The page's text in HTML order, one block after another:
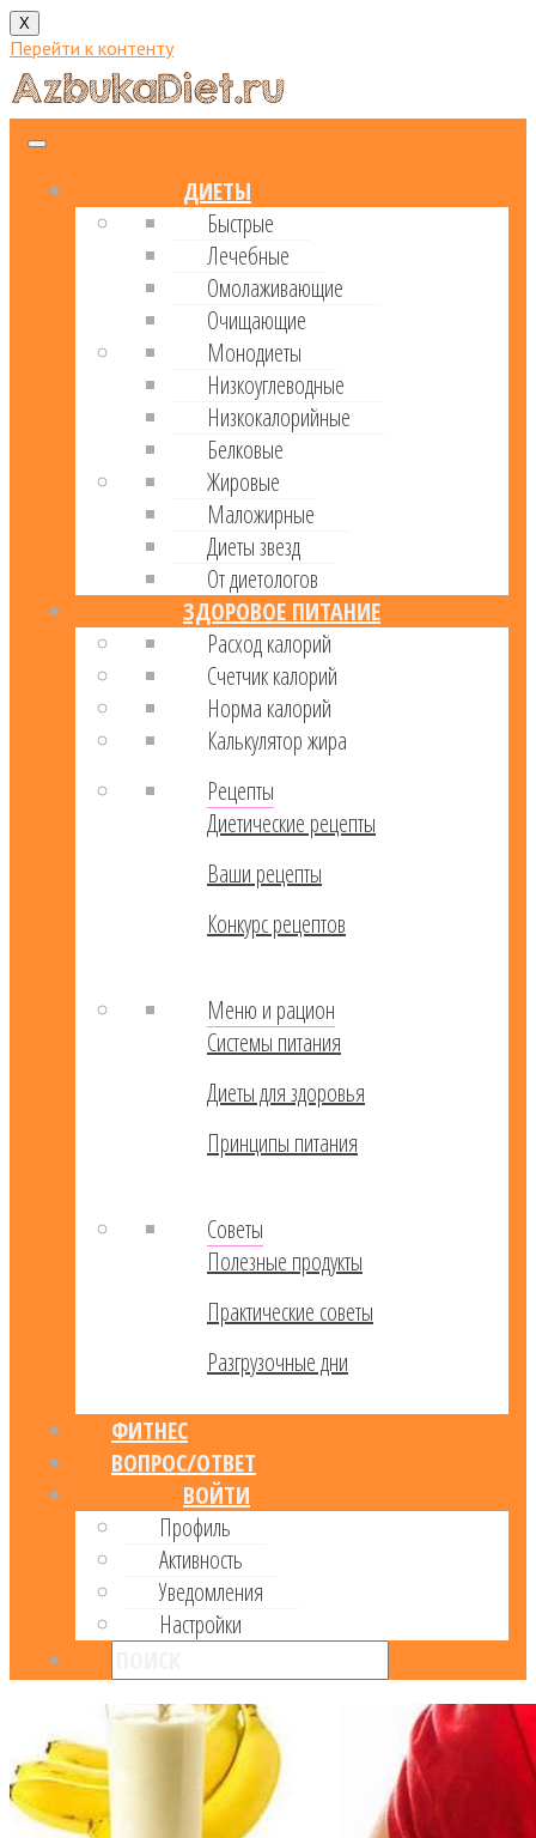
X
Перейти к контенту
ДИЕТЫ
Быстрые
Лечебные
Омолаживающие
Очищающие
Монодиеты
Низкоуглеводные
Низкокалорийные
Белковые
Жировые
Маложирные
Диеты звезд
От диетологов
ЗДОРОВОЕ ПИТАНИЕ
Расход калорий
Cчетчик калорий
Норма калорий
Калькулятор жира
Рецепты
Диетические рецепты
Ваши рецепты
Конкурс рецептов
Меню и рацион
Системы питания
Диеты для здоровья
Принципы питания
Советы
Полезные продукты
Практические советы
Разгрузочные дни
ФИТНЕС
ВОПРОС/ОТВЕТ
ВОЙТИ
Профиль
Активность
Уведомления
Настройки